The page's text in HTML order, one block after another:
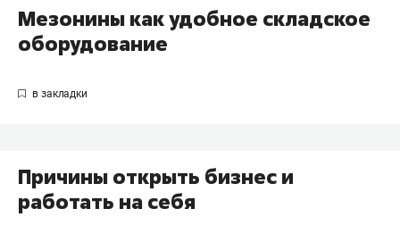
Мезонины как удобное складское
оборудование
Причины открыть бизнес и
работать на себя